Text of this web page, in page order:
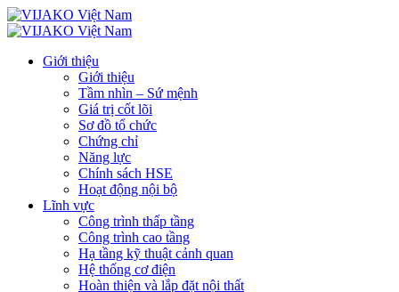
Giới thiệu
Giới thiệu
Tầm nhìn – Sứ mệnh
Giá trị cốt lõi
Sơ đồ tổ chức
Chứng chỉ
Năng lực
Chính sách HSE
Hoạt động nội bộ
Lĩnh vực
Công trình thấp tầng
Công trình cao tầng
Hạ tầng kỹ thuật cảnh quan
Hệ thống cơ điện
Hoàn thiện và lắp đặt nội thất